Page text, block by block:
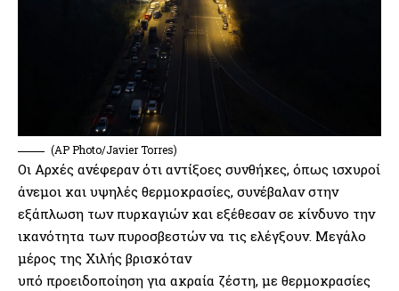
(AP Photo/Javier Torres)
Οι Αρχές ανέφεραν ότι αντίξοες συνθήκες, όπως ισχυροί
άνεμοι και υψηλές θερμοκρασίες, συνέβαλαν στην
εξάπλωση των πυρκαγιών και εξέθεσαν σε κίνδυνο την
ικανότητα των πυροσβεστών να τις ελέγξουν. Μεγάλο
μέρος της Χιλής βρισκόταν
υπό προειδοποίηση για ακραία ζέστη, με θερμοκρασίες